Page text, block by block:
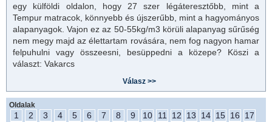
egy külföldi oldalon, hogy 27 szer légáteresztőbb, mint a
Tempur matracok, könnyebb és újszerűbb, mint a hagyományos
alapanyagok. Vajon ez az 50-55kg/m3 körüli alapanyag sűrűség
nem megy majd az élettartam rovására, nem fog nagyon hamar
felpuhulni vagy összeesni, besüppedni a közepe? Köszi a
választ: Vakarcs
Oldalak
1 2 3 4 5 6 7 8 9 10 11 12 13 14 15 16
17